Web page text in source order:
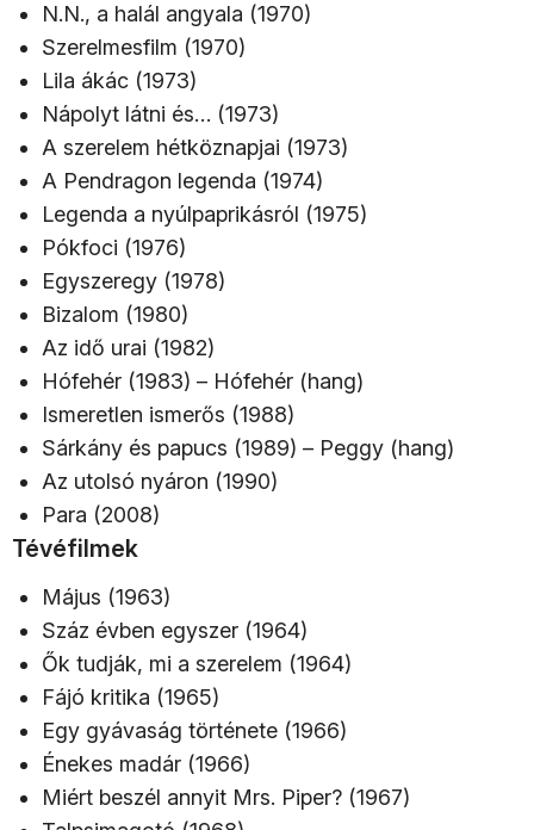
N.N., a halál angyala (1970)
Szerelmesfilm (1970)
Lila ákác (1973)
Nápolyt látni és… (1973)
A szerelem hétköznapjai (1973)
A Pendragon legenda (1974)
Legenda a nyúlpaprikásról (1975)
Pókfoci (1976)
Egyszeregy (1978)
Bizalom (1980)
Az idő urai (1982)
Hófehér (1983) – Hófehér (hang)
Ismeretlen ismerős (1988)
Sárkány és papucs (1989) – Peggy (hang)
Az utolsó nyáron (1990)
Para (2008)
Tévéfilmek
Május (1963)
Száz évben egyszer (1964)
Ők tudják, mi a szerelem (1964)
Fájó kritika (1965)
Egy gyávaság története (1966)
Énekes madár (1966)
Miért beszél annyit Mrs. Piper? (1967)